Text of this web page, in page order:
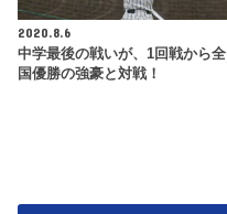
2020.8.6
中学最後の戦いが、1回戦から全
国優勝の強豪と対戦！